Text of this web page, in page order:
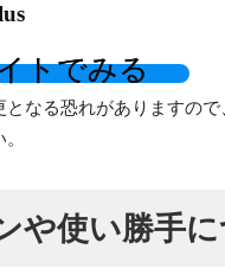
トでみる
となる恐れがありますの
や使い勝手